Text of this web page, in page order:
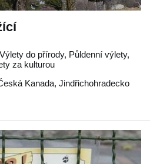
do přírody, Půldenní výlety,
za kulturou
Kanada, Jindřichohradecko